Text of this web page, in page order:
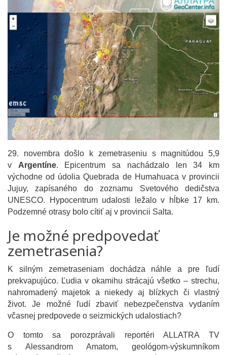
29. novembra došlo k zemetraseniu s magnitúdou 5,9
v Argentíne. Epicentrum sa nachádzalo len 34 km
východne od údolia Quebrada de Humahuaca v provincii
Jujuy, zapísaného do zoznamu Svetového dedičstva
UNESCO. Hypocentrum udalosti ležalo v hĺbke 17 km.
Podzemné otrasy bolo cítiť aj v provincii Salta.
Je možné predpovedať
zemetrasenia?
K silným zemetraseniam dochádza náhle a pre ľudí
prekvapujúco. Ľudia v okamihu strácajú všetko – strechu,
nahromadený majetok a niekedy aj blízkych či vlastný
život. Je možné ľudí zbaviť nebezpečenstva vydaním
včasnej predpovede o seizmických udalostiach?
O tomto sa porozprávali reportéri ALLATRA TV
s Alessandrom Amatom, geológom-výskumníkom